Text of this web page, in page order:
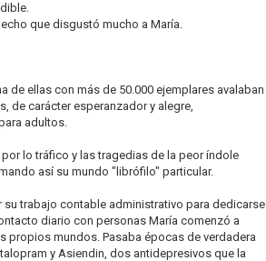
que disgustó mucho a María.
de ellas con más de 50.000 ejemplares avalaban
de carácter esperanzador y alegre,
adultos.
lo tráfico y las tragedias de la peor índole
así su mundo "librófilo" particular.
trabajo contable administrativo para dedicarse
diario con personas María comenzó a
propios mundos. Pasaba épocas de verdadera
y Asiendin, dos antidepresivos que la